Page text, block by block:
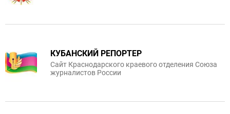
КУБАНСКИЙ РЕПОРТЕР
Сайт Краснодарского краевого отделения Союза
журналистов России